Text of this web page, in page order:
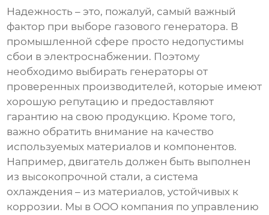
Надежность – это, пожалуй, самый важный
фактор при выборе газового генератора. В
промышленной сфере просто недопустимы
сбои в электроснабжении. Поэтому
необходимо выбирать генераторы от
проверенных производителей, которые имеют
хорошую репутацию и предоставляют
гарантию на свою продукцию. Кроме того,
важно обратить внимание на качество
используемых материалов и компонентов.
Например, двигатель должен быть выполнен
из высокопрочной стали, а система
охлаждения – из материалов, устойчивых к
коррозии. Мы в OOO компания по управлению